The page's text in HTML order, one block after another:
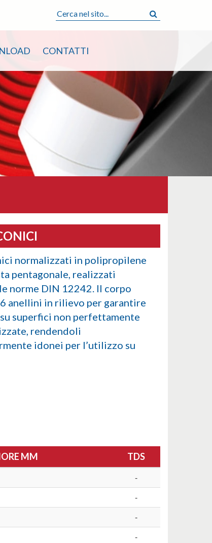
CONTATTI
normalizzati in polipropilene
pentagonale, realizzati
norme DIN 12242. Il corpo
anellini in rilievo per garantire
superfici non perfettamente
rendendoli
idonei per l’utilizzo su
MM TDS
-
-
-
-